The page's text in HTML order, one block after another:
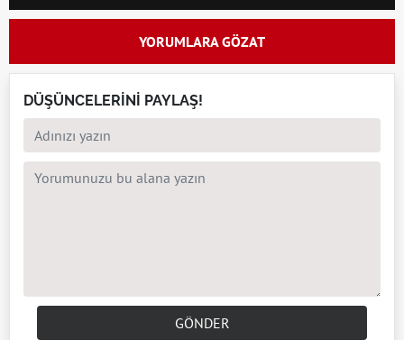
YORUMLARA GÖZAT
DÜŞÜNCELERİNİ PAYLAŞ!
GÖNDER